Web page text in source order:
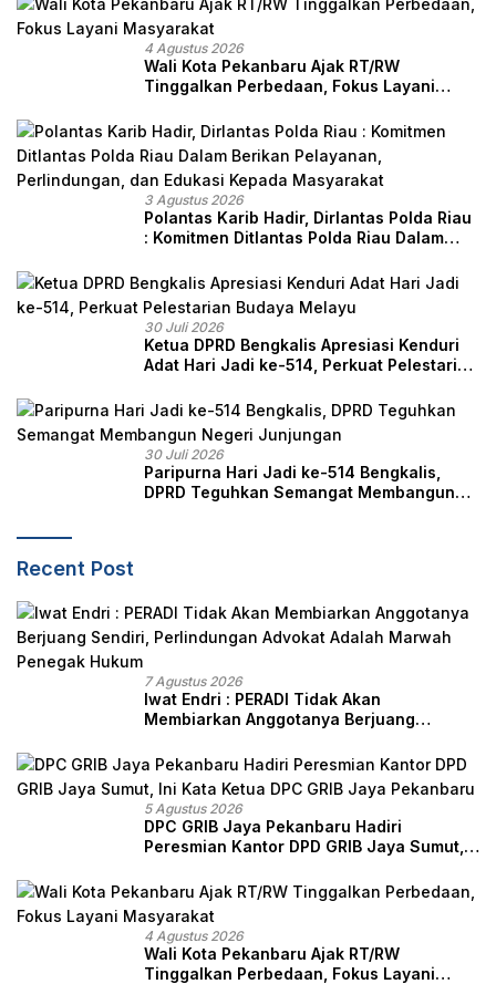
4 Agustus 2026
Wali Kota Pekanbaru Ajak RT/RW
Tinggalkan Perbedaan, Fokus Layani
3 Agustus 2026
Polantas Karib Hadir, Dirlantas Polda Riau
: Komitmen Ditlantas Polda Riau Dalam
Edukasi Kepada Masyarakat
30 Juli 2026
Ketua DPRD Bengkalis Apresiasi Kenduri
Adat Hari Jadi ke-514, Perkuat Pelestarian
30 Juli 2026
Paripurna Hari Jadi ke-514 Bengkalis,
DPRD Teguhkan Semangat Membangun
Recent Post
7 Agustus 2026
Iwat Endri : PERADI Tidak Akan
Membiarkan Anggotanya Berjuang
Marwah Penegak Hukum
5 Agustus 2026
DPC GRIB Jaya Pekanbaru Hadiri
Peresmian Kantor DPD GRIB Jaya Sumut,
4 Agustus 2026
Wali Kota Pekanbaru Ajak RT/RW
Tinggalkan Perbedaan, Fokus Layani